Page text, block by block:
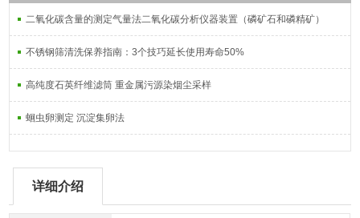
二氧化碳含量的测定气量法二氧化碳分析仪器装置（磷矿石和磷精矿）
不锈钢筛清洗保养指南：3个技巧延长使用寿命50%
高纯度石英纤维滤筒 重金属污源染烟尘采样
蛔虫卵测定 沉淀集卵法
详细介绍